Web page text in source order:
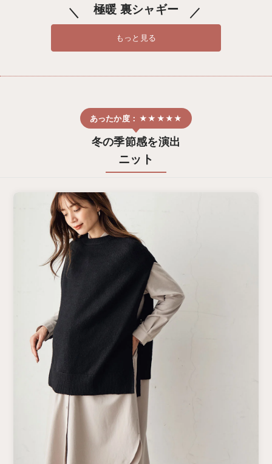
極暖 裏シャギー
もっと見る
冬の季節感を演出
ニット